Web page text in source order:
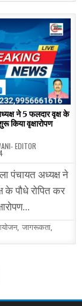
ने 5 फलदार वृक्ष के
किया वृक्षारोपण
EDITOR
पंचायत अध्यक्ष ने
के पौधे रोपित कर
,जागरूकता,